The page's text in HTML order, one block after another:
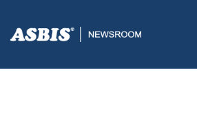
ASBIS.BA>AKCIJE> UŽIVAJ U